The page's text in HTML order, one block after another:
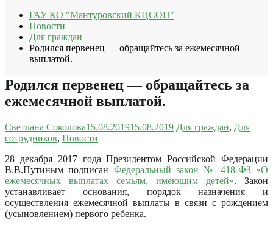
ГАУ КО "Мантуровский КЦСОН"
Новости
Для граждан
Родился первенец — обращайтесь за ежемесячной
выплатой.
Родился первенец — обращайтесь за
ежемесячной выплатой.
Светлана Соколова15.08.201915.08.2019 Для граждан, Для
сотрудников, Новости
28 декабря 2017 года Президентом Российской Федерации
В.В.Путиным подписан Федеральный закон № 418-ФЗ «О
ежемесячных выплатах семьям, имеющим детей». Закон
устанавливает основания, порядок назначения и
осуществления ежемесячной выплаты в связи с рождением
(усыновлением) первого ребенка.